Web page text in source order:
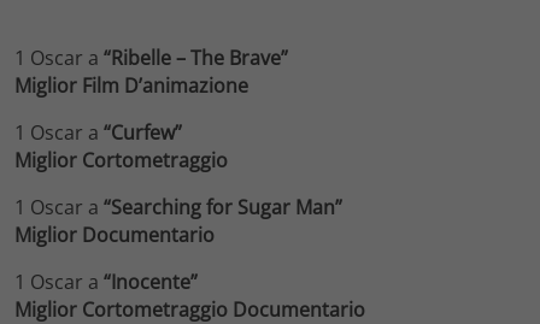
1 Oscar a “Ribelle – The Brave”
Miglior Film D’animazione
1 Oscar a “Curfew”
Miglior Cortometraggio
1 Oscar a “Searching for Sugar Man”
Miglior Documentario
1 Oscar a “Inocente”
Miglior Cortometraggio Documentario